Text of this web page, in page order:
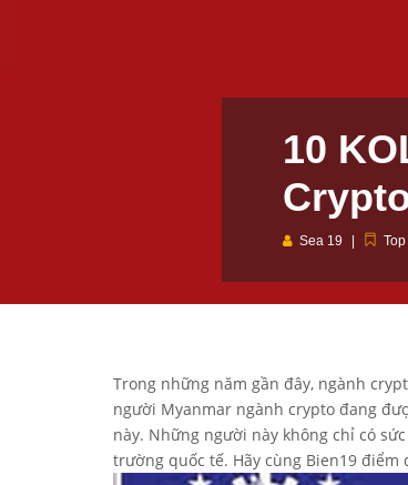
10
Sea 19
Trong những năm gần đây, ngành
người Myanmar ngành crypto đang
này. Những người này không chỉ có
trường quốc tế. Hãy cùng Bien19 điểm